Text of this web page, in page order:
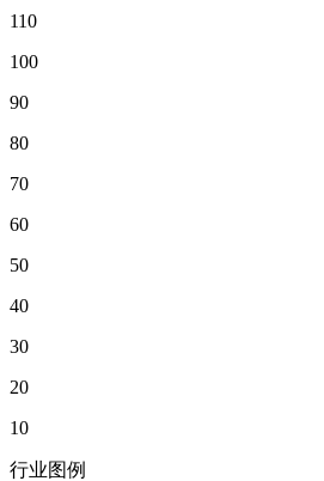
110
100
90
80
70
60
50
40
30
20
10
行业图例